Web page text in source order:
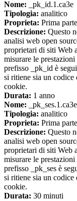
Nome: _pk_id.1.ca3e
Tipologia: analitico
Proprieta: Prima parte
Descrizione: Questo
analisi web open
proprietari di siti Web
misurare le
prefisso _pk_id è
si ritiene sia un
cookie.
Durata: 1 anno
Nome: _pk_ses.1.ca3e
Tipologia: analitico
Proprieta: Prima parte
Descrizione: Questo
analisi web open
proprietari di siti Web
misurare le
prefisso _pk_ses è
si ritiene sia un
cookie.
Durata: 30 minuti